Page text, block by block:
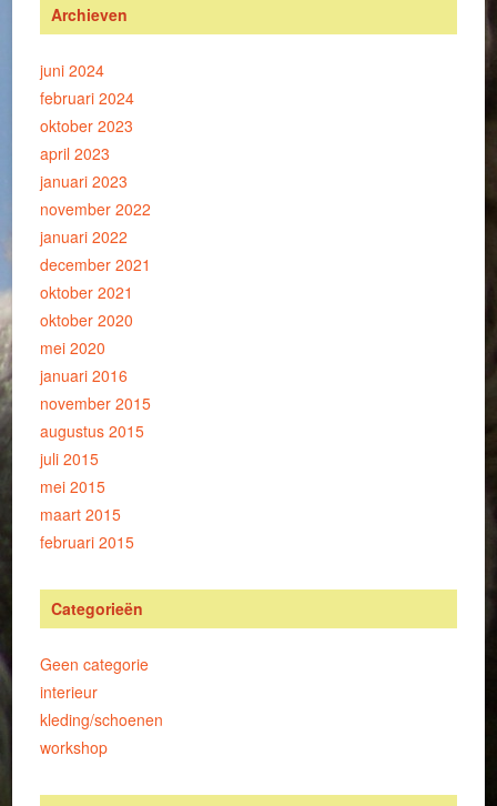
Archieven
juni 2024
februari 2024
oktober 2023
april 2023
januari 2023
november 2022
januari 2022
december 2021
oktober 2021
oktober 2020
mei 2020
januari 2016
november 2015
augustus 2015
juli 2015
mei 2015
maart 2015
februari 2015
Categorieën
Geen categorie
interieur
kleding/schoenen
workshop